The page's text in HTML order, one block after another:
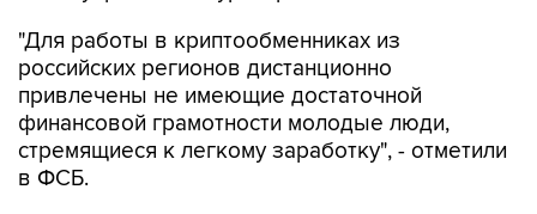
"Для работы в криптообменниках из
российских регионов дистанционно
привлечены не имеющие достаточной
финансовой грамотности молодые люди,
стремящиеся к легкому заработку", - отметили
в ФСБ.